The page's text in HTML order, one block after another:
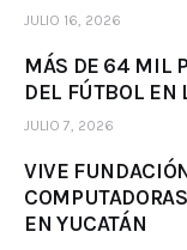
JULIO 16, 2026
MÁS DE 64 MIL
DEL FÚTBOL EN
JULIO 7, 2026
VIVE
EN YUCATÁN